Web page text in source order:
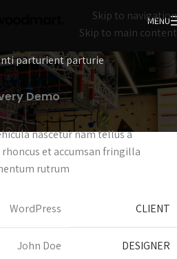
Skip to navigation
Skip to main content
MENU
parturient parturie
Demo
nascetur nam tellus a
et accumsan fringilla
rutrum.
CLIENT
WordPress
DESIGNER
John Doe